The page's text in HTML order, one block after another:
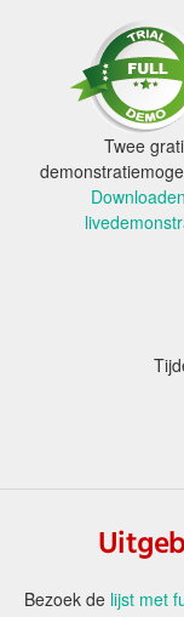
Twee
Bezoek de lijst met